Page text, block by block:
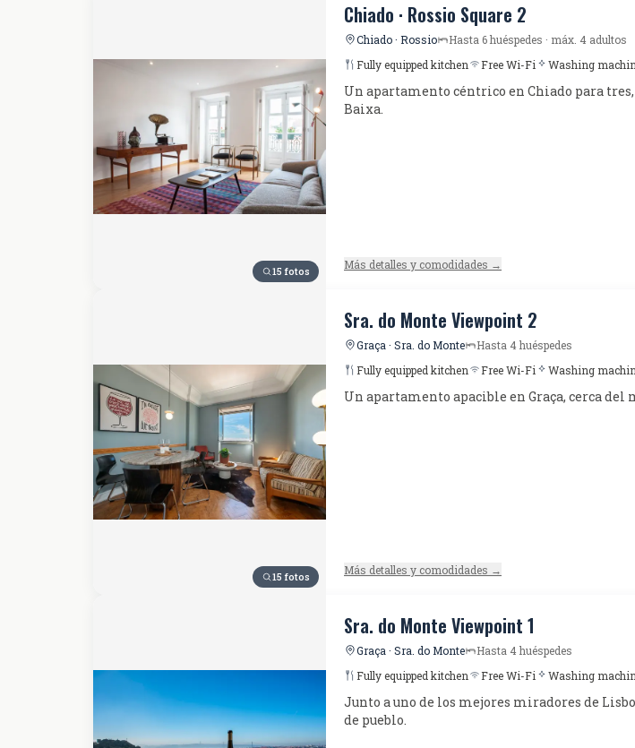
15 fotos
Chiado · Rossio Square 2
Chiado · Rossio
Hasta 6 huéspedes · máx. 4 adultos
Fully equipped kitchen
Free Wi-Fi Washing
Un apartamento céntrico en Chiado para tres,
Baixa.
Más detalles y comodidades →
15 fotos
Sra. do Monte Viewpoint 2
Graça · Sra. do Monte
Hasta 4 huéspedes
Fully equipped kitchen
Free Wi-Fi Washing
Un apartamento apacible en Graça, cerca del
Más detalles y comodidades →
Sra. do Monte Viewpoint 1
Graça · Sra. do Monte
Hasta 4 huéspedes
Fully equipped kitchen
Free Wi-Fi Washing
Junto a uno de los mejores miradores de
de pueblo.